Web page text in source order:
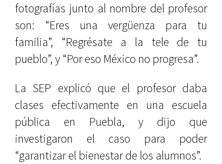
fotografías junto al nombre del profesor
son: “Eres una vergüenza para tu
familia”, “Regrésate a la tele de tu
pueblo”, y “Por eso México no progresa”.
La SEP explicó que el profesor daba
clases efectivamente en una escuela
pública en Puebla, y dijo que
investigaron el caso para poder
“garantizar el bienestar de los alumnos”.